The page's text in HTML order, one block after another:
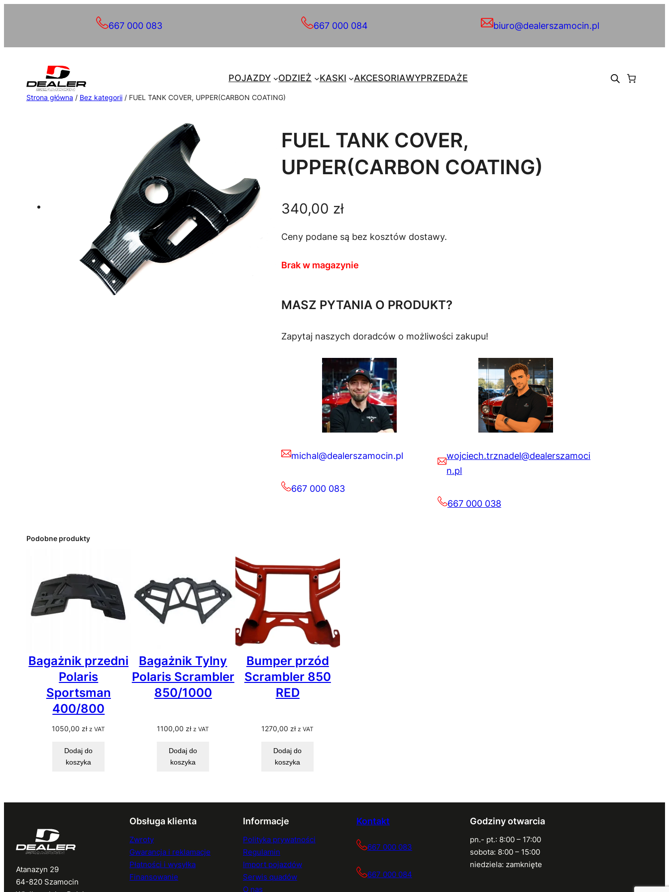
667 000 083 667 000 084 biuro@dealerszamocin.pl
POJAZDY ODZIEŻ KASKI AKCESORIAWYPRZEDAŻE
Strona główna / Bez kategorii/ FUEL TANK COVER, UPPER(CARBON COATING)
FUEL TANK COVER,
UPPER(CARBON COATING)
340,00 zł
Ceny podane są bez kosztów dostawy.
Brak w magazynie
MASZ PYTANIA O PRODUKT?
Zapytaj naszych doradców o możliwości zakupu!
michal@dealerszamocin.pl
667 000 083
wojciech.trznadel@dealerszamoci
n.pl
667 000 038
Podobne produkty
Bagażnik przedni
Polaris
Sportsman
400/800
1050,00 zł z VAT
Dodaj do
koszyka
Bagażnik Tylny
Polaris Scrambler
850/1000
1100,00 zł z VAT
Dodaj do
koszyka
Bumper przód
Scrambler 850
RED
1270,00 zł z VAT
Dodaj do
koszyka
Atanazyn 29
64-820 Szamocin
Obsługa klienta
Zwroty
Gwarancja i reklamacje
Płatności i wysyłka
Finansowanie
Informacje
Polityka prywatności
Regulamin
Import pojazdów
Serwis quadów
O nas
Kontakt
667 000 083
667 000 084
Godziny otwarcia
pn.- pt.: 8:00 – 17:00
sobota: 8:00 – 15:00
niedziela: zamknięte